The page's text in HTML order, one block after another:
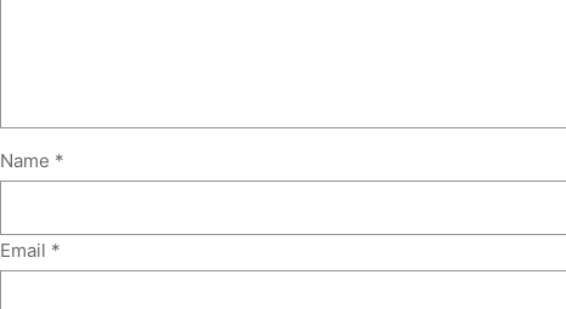
Name *
Email *